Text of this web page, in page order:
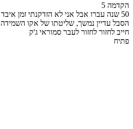
הקדמה 5
50 שנה עברו אבל אני לא הזדקנתי זמן איבד השפעה עלי
הסבל עדיין נמשך, שליטתו של אקו
חייב לחזור לחזור לעבר סמוראי ג'ק
פתיח